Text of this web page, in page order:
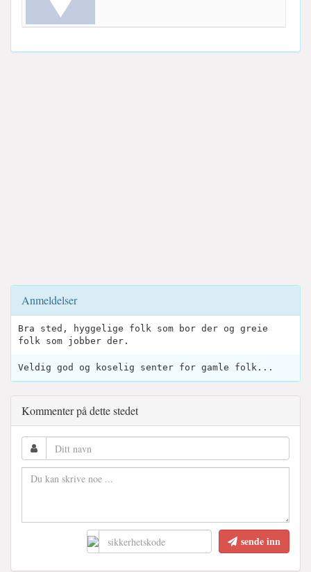
Anmeldelser
Bra sted, hyggelige folk som bor der og greie
folk som jobber der.
Veldig god og koselig senter for gamle folk...
Kommenter på dette stedet
sende inn